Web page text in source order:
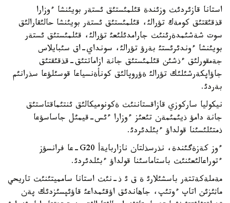
استانا قازئردئث وزئندة قئلمئستئق ئستةر بويئنشا ءوزارا
قذقئقتئق كومةك تؤرالئ، قئلمئستئق ئستةر بويئنشا حالئقارالئق
سوت شةشئمدةرئنئث جارامدئلئعئ تؤرالئ، قئلمئستئق ئستةر
بويئنشا ءوندئرئستئ بةرؤ تؤرالئ، سونداي-اق سئبايلاس
جةمقورلئق ءذشئن قئلمئستئق جانة ازاماتتئق-قذقئقتئق
جاؤاپكةرشئلئك تؤرالئ ةؤروپالئق كونأةنسياعا قوسئلؤعا سذرانئم
بةردئ.
نيكوليا ساركوزي قازاقستاننئث ةكونوميكالئق ئنتئماقتاستئق
جانة دامؤ ذيئمئمةن تئعئز ءوزارا ءئس-قيمئل جاساسؤعا
ذمتئلئسئنا قولداؤ ءبئلدئردئ.
ءوز كةزةگئندة، نذرسذلتان نازاربايةأ G20-عا فرانسؤز
ءتوراعالئعئنئث باستاماسئنا قولداؤ ءبئلدئردئ.
مةملةكةتتةر باسشئلارئ ة ق ئ ذ-نئث استانا سامميتئنئث تاريحي
ماثئزئن اتاپ ءوتئپ، جاهاندئق اؤقئمداعئ قاؤئپسئزدئك پةن